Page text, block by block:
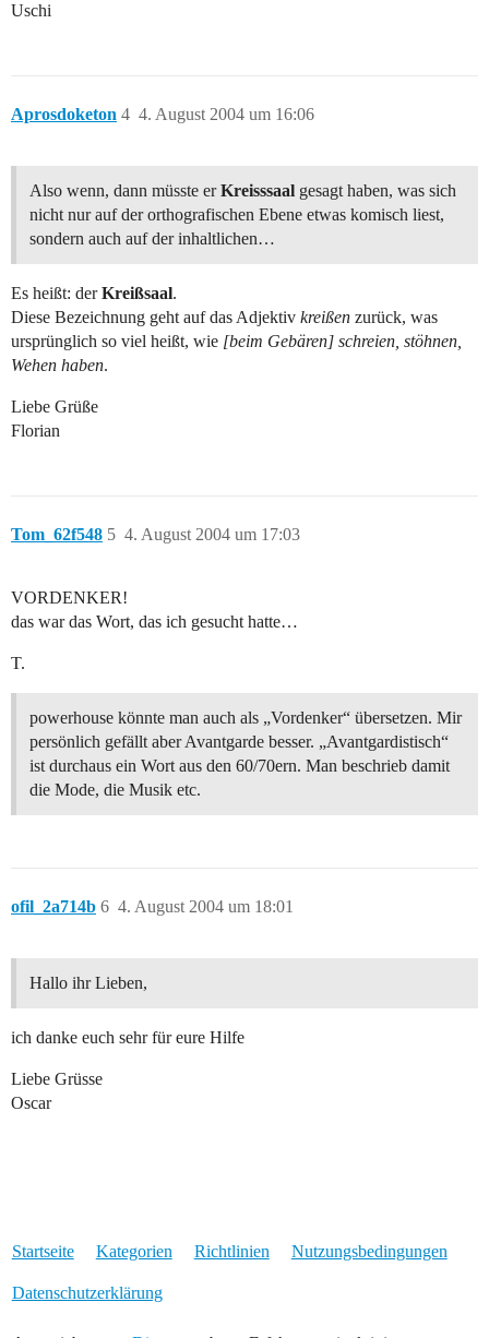
Uschi
Aprosdoketon 4. August 2004 um 16:06
4
Also wenn, dann müsste erKreisssaal gesagt haben, was sich
nicht nur auf der orthografischen Ebene etwas komisch liest,
sondern auch auf der inhaltlichen…
Es heißt: derKreißsaal.
Diese Bezeichnung geht auf das Adjektiv kreißen zurück, was
ursprünglich so viel heißt, wie [beim Gebären] schreien, stöhnen,
Wehen haben.
Liebe Grüße
Florian
Tom_62f548 4. August 2004 um 17:03
5
VORDENKER!
das war das Wort, das ich gesucht hatte…
T.
powerhouse könnte man auch als „Vordenker“ übersetzen. Mir
persönlich gefällt aber Avantgarde besser. „Avantgardistisch“
ist durchaus ein Wort aus den 60/70ern. Man beschrieb damit
die Mode, die Musik etc.
ofil_2a714b 4. August 2004 um 18:01
6
Hallo ihr Lieben,
ich danke euch sehr für eure Hilfe
Liebe Grüsse
Oscar
Startseite Kategorien Richtlinien Nutzungsbedingungen
Datenschutzerklärung